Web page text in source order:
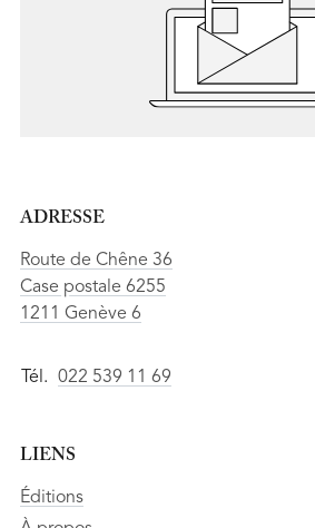
ADRESSE
Route de Chêne 36
Case postale 6255
1211 Genève 6
Tél. 022 539 11 69
LIENS
Éditions